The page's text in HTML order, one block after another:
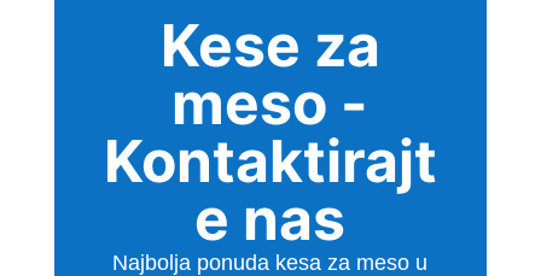
Kese za
meso -
Kontaktirajt
e nas
Najbolja ponuda kesa za meso u